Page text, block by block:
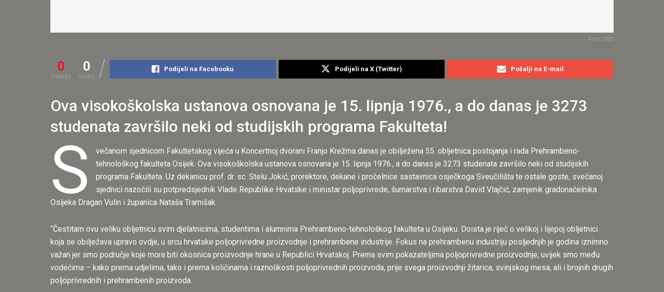
Foto: OBŽ
0
SHARES
0
VIEWS
Podijeli na Facebooku Podijeli na X (Twitter) Pošalji na E-mail
Ova visokoškolska ustanova osnovana je 15. lipnja 1976., a do danas je 3273
studenata završilo neki od studijskih programa Fakulteta!
S
večanom sjednicom Fakultetskog vijeća u Koncertnoj dvorani Franjo Krežma danas je obilježena 55. obljetnica postojanja i rada Prehrambeno-
tehnološkog fakulteta Osijek. Ova visokoškolska ustanova osnovana je 15. lipnja 1976., a do danas je 3273 studenata završilo neki od studijskih
programa Fakulteta. Uz dekanicu prof. dr. sc. Stelu Jokić, prorektore, dekane i pročelnice sastavnica osječkoga Sveučilišta te ostale goste, svečanoj
sjednici nazočili su potpredsjednik Vlade Republike Hrvatske i ministar poljoprivrede, šumarstva i ribarstva David Vlajčić, zamjenik gradonačelnika
Osijeka Dragan Vulin i županica Nataša Tramišak.
“Čestitam ovu veliku obljetnicu svim djelatnicima, studentima i alumnima Prehrambeno-tehnološkog fakulteta u Osijeku. Doista je riječ o velikoj i lijepoj obljetnici
koja se obilježava upravo ovdje, u srcu hrvatske poljoprivredne proizvodnje i prehrambene industrije. Fokus na prehrambenu industriju posljednjih je godina iznimno
važan jer smo područje koje mora biti okosnica proizvodnje hrane u Republici Hrvatskoj. Prema svim pokazateljima poljoprivredne proizvodnje, uvijek smo među
vodećima – kako prema udjelima, tako i prema količinama i raznolikosti poljoprivrednih proizvoda, prije svega proizvodnji žitarica, svinjskog mesa, ali i brojnih drugih
poljoprivrednih i prehrambenih proizvoda.